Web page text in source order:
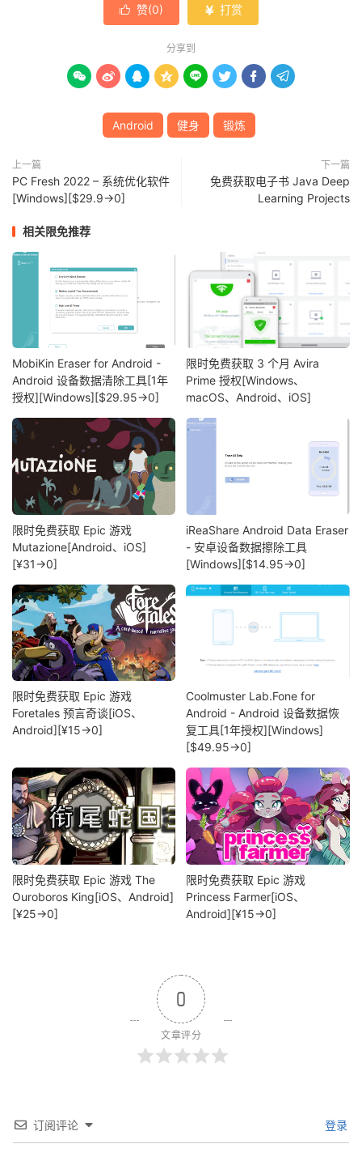
 赞(0)  打赏
分享到
       
Android 健身 锻炼
上一篇
PC Fresh 2022 – 系统优化软件
[Windows][$29.9→0]
下一篇
免费获取电子书 Java Deep
Learning Projects
相关限免推荐
MobiKin Eraser for Android -
Android 设备数据清除工具[1年
授权][Windows][$29.95→0]
限时免费获取 3 个月 Avira
Prime 授权[Windows、
macOS、Android、iOS]
限时免费获取 Epic 游戏
Mutazione[Android、iOS]
[¥31→0]
iReaShare Android Data Eraser
- 安卓设备数据擦除工具
[Windows][$14.95→0]
限时免费获取 Epic 游戏
Foretales 预言奇谈[iOS、
Android][¥15→0]
Coolmuster Lab.Fone for
Android - Android 设备数据恢
复工具[1年授权][Windows]
[$49.95→0]
限时免费获取 Epic 游戏 The
Ouroboros King[iOS、Android]
[¥25→0]
限时免费获取 Epic 游戏
Princess Farmer[iOS、
Android][¥15→0]
0
文章评分
订阅评论 登录